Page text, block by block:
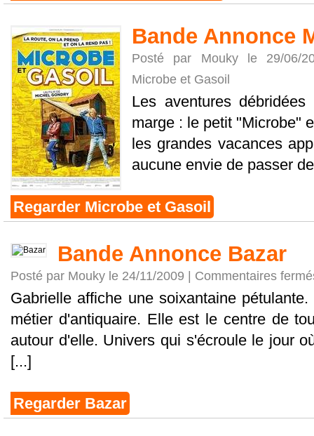
Bande Annonce
Posté par Mouky le 29/06/
Microbe et Gasoil
Les aventures
marge : le petit "Microbe"
les grandes vacances
aucune envie de passer
Regarder Microbe et Gasoil
Bande Annonce Bazar
Posté par Mouky le 24/11/2009 | Commentaires
Gabrielle affiche une soixantaine
métier d'antiquaire. Elle est le centre de
autour d'elle. Univers qui s'écroule le jour
[...]
Regarder Bazar